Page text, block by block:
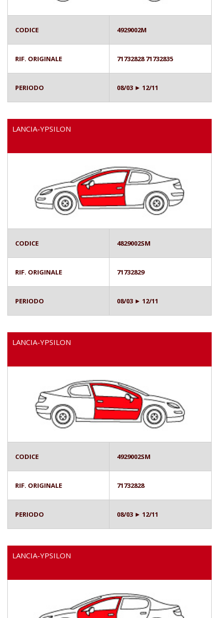
CODICE 4929002M
RIF. ORIGINALE 71732828 71732835
PERIODO 08/03 ► 12/11
LANCIA-YPSILON
CODICE 4829002SM
RIF. ORIGINALE 71732829
PERIODO 08/03 ► 12/11
LANCIA-YPSILON
CODICE 4929002SM
RIF. ORIGINALE 71732828
PERIODO 08/03 ► 12/11
LANCIA-YPSILON